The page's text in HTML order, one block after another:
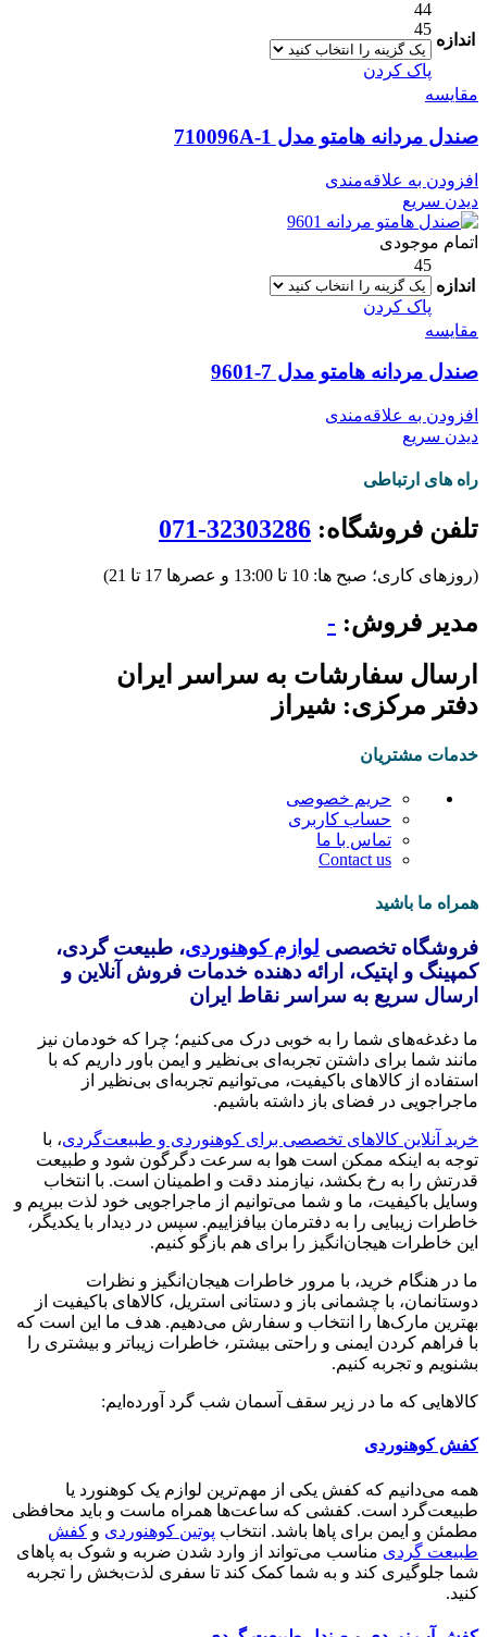
اندازه
44
45
پاک کردن
مقایسه
صندل مردانه هامتو مدل 710096A-1
افزودن به علاقه‌مندی
دیدن سریع
اتمام موجودی
اندازه
45
پاک کردن
مقایسه
صندل مردانه هامتو مدل 7-9601
افزودن به علاقه‌مندی
دیدن سریع
راه های ارتباطی
تلفن فروشگاه: 32303286-071
(روزهای کاری؛ صبح ها: 10 تا 13:00 و عصرها 17 تا 21)
مدیر فروش: -
ارسال سفارشات به سراسر ایران
دفتر مرکزی: شیراز
خدمات مشتریان
حریم خصوصی
حساب کاربری
تماس با ما
Contact us
همراه ما باشید
فروشگاه تخصصی لوازم کوهنوردی، طبیعت گردی،
کمپینگ و اپتیک، ارائه دهنده خدمات فروش آنلاین و
ارسال سریع به سراسر نقاط ایران
ما دغدغه‌های شما را به خوبی درک می‌کنیم؛ چرا که خودمان نیز
مانند شما برای داشتن تجربه‌ای بی‌نظیر و ایمن باور داریم که با
استفاده از کالاهای باکیفیت، می‌توانیم تجربه‌ای بی‌نظیر از
ماجراجویی در فضای باز داشته باشیم.
خرید آنلاین کالاهای تخصصی برای کوهنوردی و طبیعت‌گردی، با
توجه به اینکه ممکن است هوا به سرعت دگرگون شود و طبیعت
قدرتش را به رخ بکشد، نیازمند دقت و اطمینان است. با انتخاب
وسایل باکیفیت، ما و شما می‌توانیم از ماجراجویی خود لذت ببریم و
خاطرات زیبایی را به دفترمان بیافزاییم. سپس در دیدار با یکدیگر،
این خاطرات هیجان‌انگیز را برای هم بازگو کنیم.
ما در هنگام خرید، با مرور خاطرات هیجان‌انگیز و نظرات
دوستانمان، با چشمانی باز و دستانی استریل، کالاهای باکیفیت از
بهترین مارک‌ها را انتخاب و سفارش می‌دهیم. هدف ما این است که
با فراهم کردن ایمنی و راحتی بیشتر، خاطرات زیباتر و بیشتری را
بشنویم و تجربه کنیم.
کالاهایی که ما در زیر سقف آسمان شب گرد آورده‌ایم:
کفش کوهنوردی
همه می‌دانیم که کفش یکی از مهم‌ترین لوازم یک کوهنورد یا
طبیعت‌گرد است. کفشی که ساعت‌ها همراه ماست و باید محافظی
مطمئن و ایمن برای پاها باشد. انتخاب پوتین کوهنوردی و کفش
طبیعت گردی مناسب می‌تواند از وارد شدن ضربه و شوک به پاهای
شما جلوگیری کند و به شما کمک کند تا سفری لذت‌بخش را تجربه
کنید.